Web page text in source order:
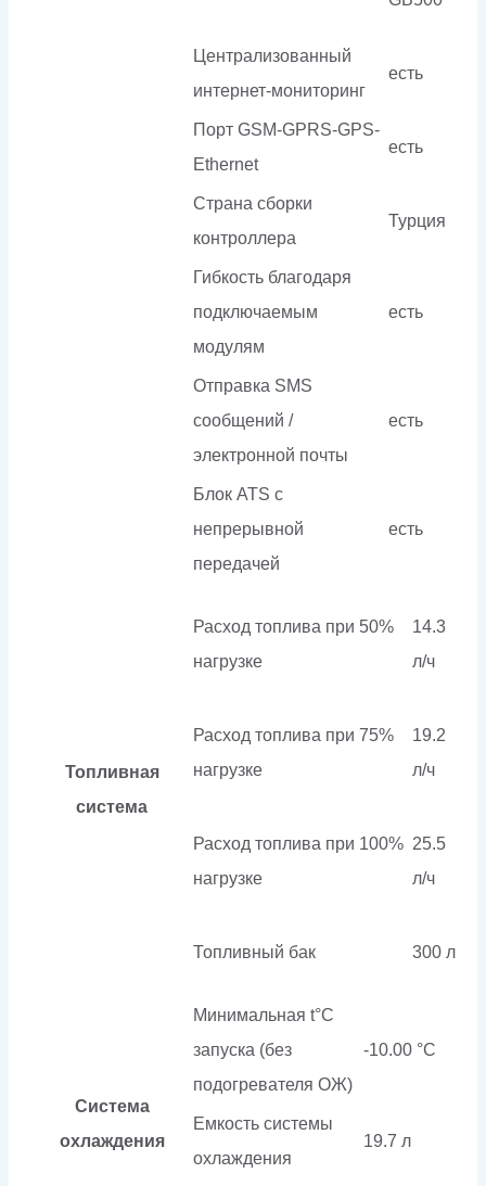
Централизованный
интернет-мониторинг
есть
Порт GSM-GPRS-GPS-
Ethernet
есть
Страна сборки
контроллера
Турция
Гибкость благодаря
подключаемым
модулям
есть
Отправка SMS
сообщений /
электронной почты
есть
Блок ATS с
непрерывной
передачей
есть
Топливная
система
Расход топлива при 50%
нагрузке
14.3
л/ч
Расход топлива при 75%
нагрузке
19.2
л/ч
Расход топлива при 100%
нагрузке
25.5
л/ч
Топливный бак 300 л
Система
охлаждения
Минимальная t°С
запуска (без
подогревателя ОЖ)
-10.00 °С
Емкость системы
охлаждения
19.7 л